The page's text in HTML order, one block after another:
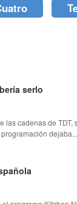
serlo
las cadenas de TDT,
dejaba...